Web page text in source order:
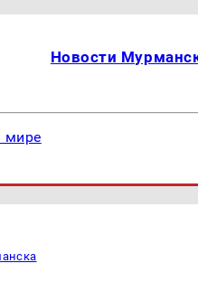
Новости
мире